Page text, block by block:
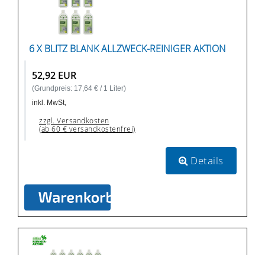
6 X BLITZ BLANK ALLZWECK-REINIGER AKTION
52,92 EUR
(Grundpreis: 17,64 € / 1 Liter)
inkl. MwSt,
zzgl. Versandkosten
(ab 60 € versandkostenfrei)
Details